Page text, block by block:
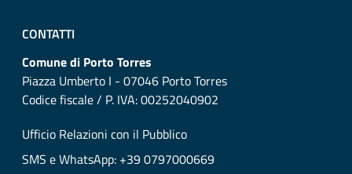
CONTATTI
Comune di Porto Torres
Piazza Umberto I - 07046 Porto Torres
Codice fiscale / P. IVA: 00252040902
Ufficio Relazioni con il Pubblico
SMS e WhatsApp: +39 0797000669